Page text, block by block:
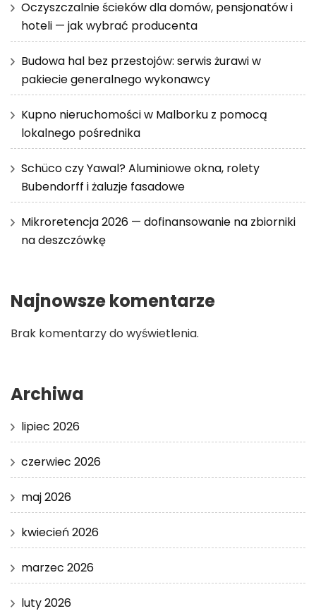
Oczyszczalnie ścieków dla domów, pensjonatów i
hoteli — jak wybrać producenta
Budowa hal bez przestojów: serwis żurawi w
pakiecie generalnego wykonawcy
Kupno nieruchomości w Malborku z pomocą
lokalnego pośrednika
Schüco czy Yawal? Aluminiowe okna, rolety
Bubendorff i żaluzje fasadowe
Mikroretencja 2026 — dofinansowanie na zbiorniki
na deszczówkę
Najnowsze komentarze
Brak komentarzy do wyświetlenia.
Archiwa
lipiec 2026
czerwiec 2026
maj 2026
kwiecień 2026
marzec 2026
luty 2026